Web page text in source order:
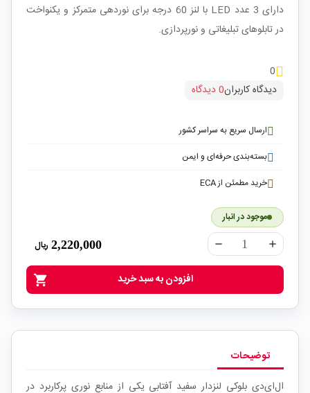
دارای 3 عدد LED با لنز 60 درجه برای نوردهی متمرکز و یکنواخت
در تابلوهای تبلیغاتی و نورپردازی.
0
دیدگاه کاربران0 دیدگاه
ارسال سریع به سراسر کشور
بسته‌بندی حرفه‌ای و ایمن
خرید مطمئن از ECA
موجود در انبار
remove add
2,220,000 ریال
shopping_cart افزودن به سبد خرید
توضیحات
ال‌ای‌دی بلوکی لنزدار سفید آفتابی یکی از منابع نوری پرکاربرد در